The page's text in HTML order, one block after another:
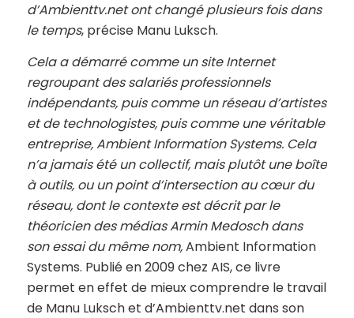
d’Ambienttv.net ont changé plusieurs fois dans
le temps, précise Manu Luksch.
Cela a démarré comme un site Internet
regroupant des salariés professionnels
indépendants, puis comme un réseau d’artistes
et de technologistes, puis comme une véritable
entreprise, Ambient Information Systems. Cela
n’a jamais été un collectif, mais plutôt une boîte
à outils, ou un point d’intersection au cœur du
réseau, dont le contexte est décrit par le
théoricien des médias Armin Medosch dans
son essai du même nom,Ambient Information
Systems. Publié en 2009 chez AIS, ce livre
permet en effet de mieux comprendre le travail
de Manu Luksch et d’Ambienttv.net dans son